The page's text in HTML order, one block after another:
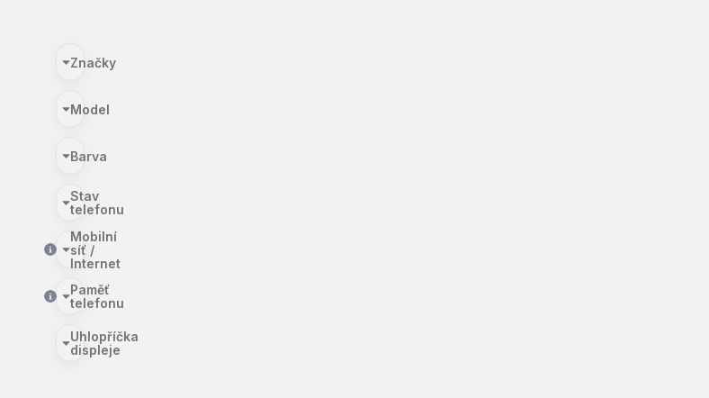
Značky
Model
Barva
Stav
telefonu
Mobilní
síť /
Internet
Paměť
telefonu
Uhlopříčka
displeje